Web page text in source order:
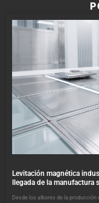
Levitación magnética
llegada de la manufactura
Desde los albores de la